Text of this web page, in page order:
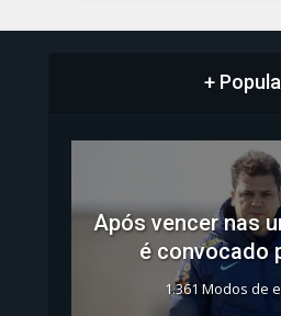
+
Após vencer nas
é convocado
1.361 Modos de